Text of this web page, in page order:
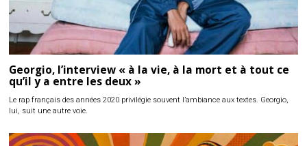
Georgio, l’interview « à la vie, à la mort et à tout ce
qu’il y a entre les deux »
Le rap français des années 2020 privilégie souvent l’ambiance aux textes. Georgio,
lui, suit une autre voie.